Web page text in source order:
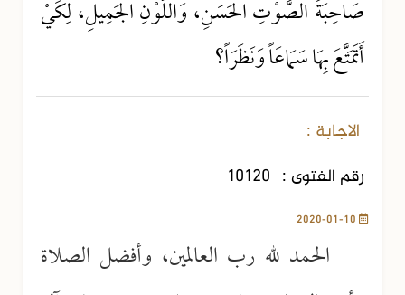
صَاحِبَةَ الصَّوْتِ الحَسَنِ، وَاللَّوْنِ الجَمِيلِ، لِكَيْ
أَتَمَتَّعَ بِهَا سَمَاعَاً وَنَظَرَاً؟
الاجابة :
رقم الفتوى : 10120
الحمد لله رب العالمين، وأفضل الصلاة